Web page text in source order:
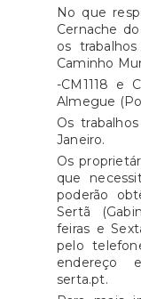
No que
Cernache
os
Caminho
-CM1118 e
Almegue
Os
Janeiro.
Os
que
poderão
Sertã
feiras e
pelo
endereço
serta.pt.